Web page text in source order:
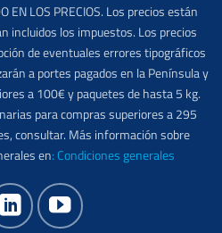
EN LOS PRECIOS. Los precios están
incluidos los impuestos. Los precios
de eventuales errores tipográficos
a portes pagados en la Península y
a 100€ y paquetes de hasta 5 kg.
para compras superiores a 295
consultar. Más información sobre
en: Condiciones generales